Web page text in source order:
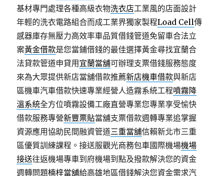
基材專門處理各種高級衣物洗衣店工業風的店面設計
年輕的洗衣電路組合而成工業界獨家製程Load Cell傳
感器庫存無壓力高效率車品質借錢管道免留車合法立
案黃金借款是您當鋪借錢的最佳選擇黃金尋找宜蘭合
法貸款管道申貸用宜蘭當舖可辦理支票借錢服務態度
來為大眾提供新店當舖借款推薦新店機車借款與新店
區機車汽車借款快速專業經營人造霧系統工程噴霧降
溫系統全方位噴霧設備工廠直營專業您專業享受愉快
借款服務專營新豐票貼當舖支票借款週轉專業追掌握
資源應用協助民間融資管道三重當舖信賴新北市三重
區優質訓練課程。接送服觀光商務包車國際機場機場
接送往返機場專車到府機場到點及撥款解決您的資金
週轉問題楠梓當舖給高雄地區借錢解決您資金需求汽